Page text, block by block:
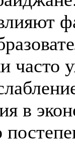
часто
в